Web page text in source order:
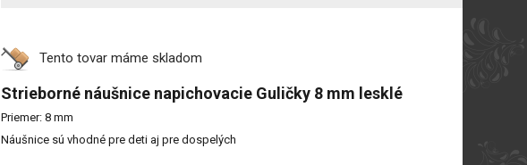
Tento tovar máme skladom
Strieborné náušnice napichovacie Guličky 8 mm lesklé
Priemer: 8 mm
Náušnice sú vhodné pre deti aj pre dospelých